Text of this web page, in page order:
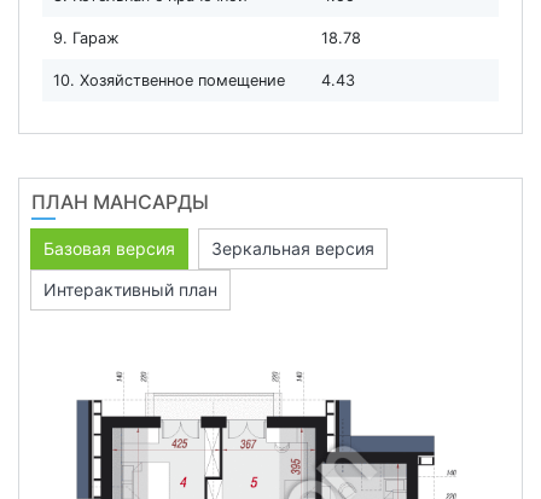
9. Гараж 18.78
10. Хозяйственное помещение 4.43
ПЛАН МАНСАРДЫ
Базовая версия
Зеркальная версия
Интерактивный план